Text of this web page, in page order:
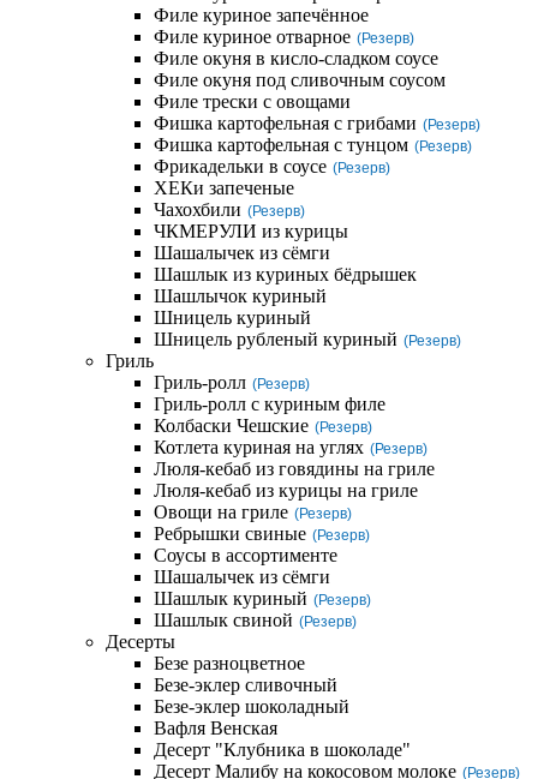
Филе куриное запечённое
Филе куриное отварное (Резерв)
Филе окуня в кисло-сладком соусе
Филе окуня под сливочным соусом
Филе трески с овощами
Фишка картофельная с грибами (Резерв)
Фишка картофельная с тунцом (Резерв)
Фрикадельки в соусе (Резерв)
ХЕКи запеченые
Чахохбили (Резерв)
ЧКМЕРУЛИ из курицы
Шашалычек из сёмги
Шашлык из куриных бёдрышек
Шашлычок куриный
Шницель куриный
Шницель рубленый куриный (Резерв)
Гриль
Гриль-ролл (Резерв)
Гриль-ролл с куриным филе
Колбаски Чешские (Резерв)
Котлета куриная на углях (Резерв)
Люля-кебаб из говядины на гриле
Люля-кебаб из курицы на гриле
Овощи на гриле (Резерв)
Ребрышки свиные (Резерв)
Соусы в ассортименте
Шашалычек из сёмги
Шашлык куриный (Резерв)
Шашлык свиной (Резерв)
Десерты
Безе разноцветное
Безе-эклер сливочный
Безе-эклер шоколадный
Вафля Венская
Десерт "Клубника в шоколаде"
Десерт Малибу на кокосовом молоке (Резерв)